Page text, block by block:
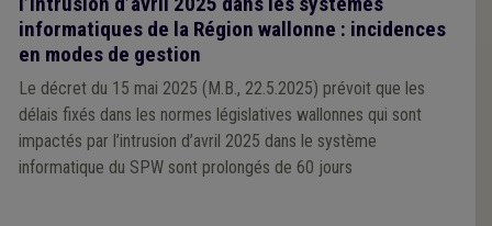
informatiques de la Région wallonne : incidences
en modes de gestion
Le décret du 15 mai 2025 (M.B., 22.5.2025) prévoit que les
délais fixés dans les normes législatives wallonnes qui sont
impactés par l’intrusion d’avril 2025 dans le système
informatique du SPW sont prolongés de 60 jours